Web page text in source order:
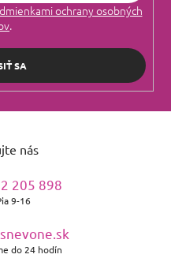
ochrany osobných
.
SA
nás
205 898
9-16
do 24 hodín